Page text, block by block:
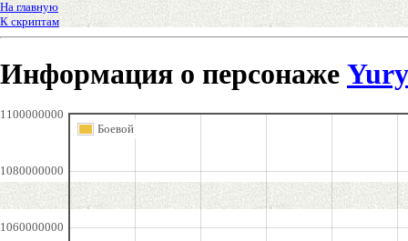
На главную
К скриптам
Информация о персонаже Yury
1060000000
1080000000
1100000000
Боевой